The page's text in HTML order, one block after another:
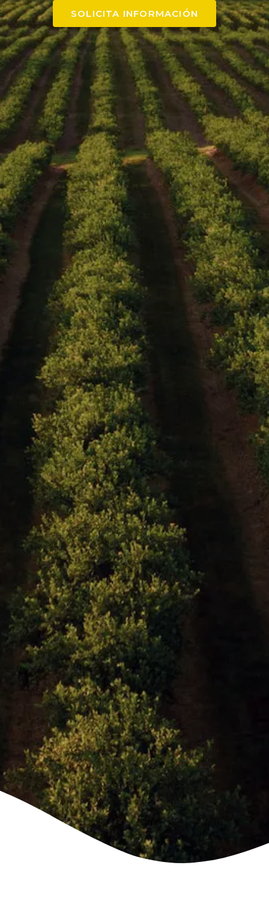
SOLICITA INFORMACIÓN